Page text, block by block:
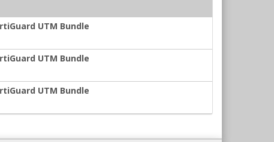
UTM Bundle
UTM Bundle
UTM Bundle